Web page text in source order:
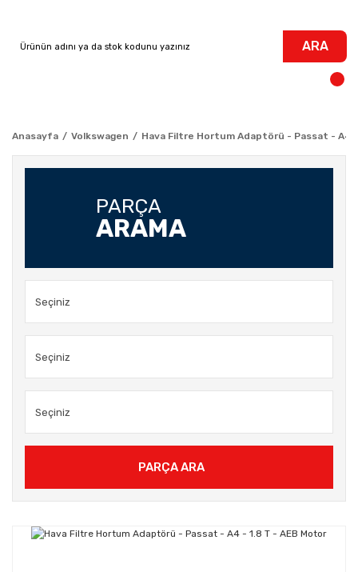
ARA
Anasayfa Volkswagen Hava Filtre Hortum Adaptörü - Passat - A4
PARÇA
ARAMA
PARÇA ARA